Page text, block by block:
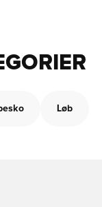
Løb